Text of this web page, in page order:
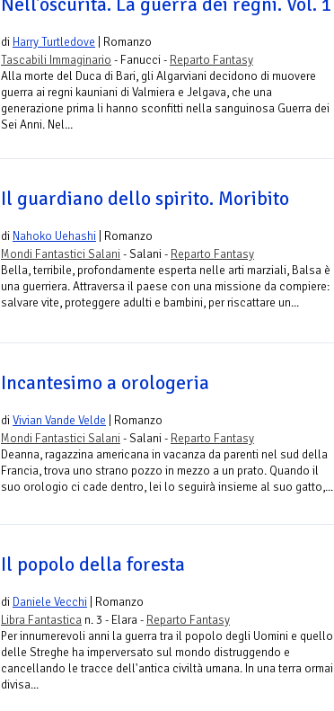
di Harry Turtledove | Romanzo
Tascabili Immaginario - Fanucci - Reparto Fantasy
Alla morte del Duca di Bari, gli Algarviani decidono di muovere
guerra ai regni kauniani di Valmiera e Jelgava, che una
generazione prima li hanno sconfitti nella sanguinosa Guerra dei
Sei Anni. Nel...
Il guardiano dello spirito. Moribito
di Nahoko Uehashi | Romanzo
Mondi Fantastici Salani - Salani - Reparto Fantasy
Bella, terribile, profondamente esperta nelle arti marziali, Balsa è
una guerriera. Attraversa il paese con una missione da compiere:
salvare vite, proteggere adulti e bambini, per riscattare un...
Incantesimo a orologeria
diVivian Vande Velde | Romanzo
Mondi Fantastici Salani - Salani - Reparto Fantasy
Deanna, ragazzina americana in vacanza da parenti nel sud della
Francia, trova uno strano pozzo in mezzo a un prato. Quando il
suo orologio ci cade dentro, lei lo seguirà insieme al suo gatto,...
Il popolo della foresta
di Daniele Vecchi | Romanzo
Libra Fantastica n. 3 - Elara - Reparto Fantasy
Per innumerevoli anni la guerra tra il popolo degli Uomini e quello
delle Streghe ha imperversato sul mondo distruggendo e
cancellando le tracce dell'antica civiltà umana. In una terra ormai
divisa...